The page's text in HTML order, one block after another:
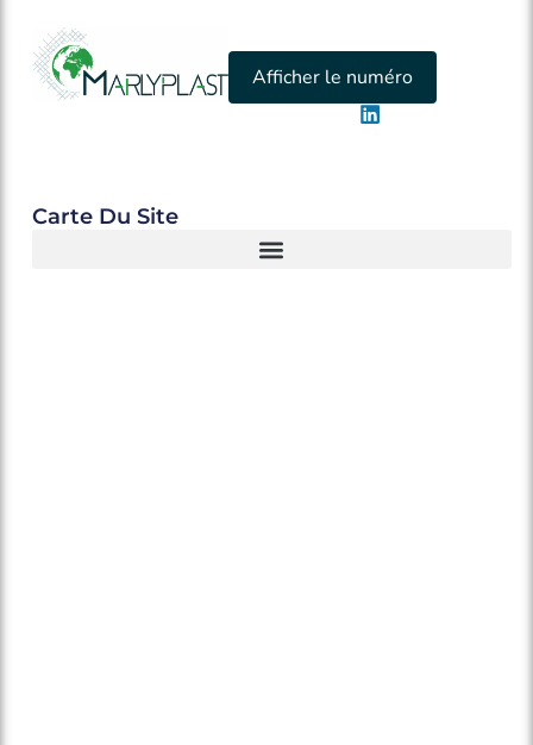
Afficher le numéro
Carte Du Site